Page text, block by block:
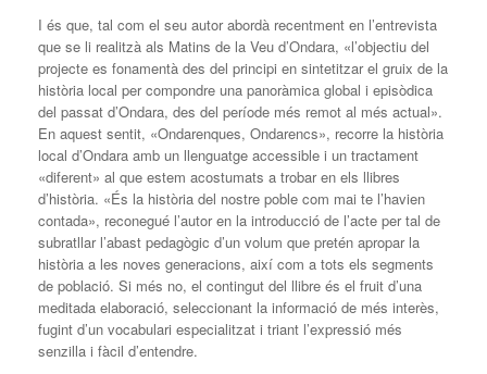
I és que, tal com el seu autor abordà recentment en l’entrevista
que se li realitzà als Matins de la Veu d’Ondara, «l’objectiu del
projecte es fonamentà des del principi en sintetitzar el gruix de la
història local per compondre una panoràmica global i episòdica
del passat d’Ondara, des del període més remot al més actual».
En aquest sentit, «Ondarenques, Ondarencs», recorre la història
local d’Ondara amb un llenguatge accessible i un tractament
«diferent» al que estem acostumats a trobar en els llibres
d’història. «És la història del nostre poble com mai te l’havien
contada», reconegué l’autor en la introducció de l’acte per tal de
subratllar l’abast pedagògic d’un volum que pretén apropar la
història a les noves generacions, així com a tots els segments
de població. Si més no, el contingut del llibre és el fruit d’una
meditada elaboració, seleccionant la informació de més interès,
fugint d’un vocabulari especialitzat i triant l’expressió més
senzilla i fàcil d’entendre.